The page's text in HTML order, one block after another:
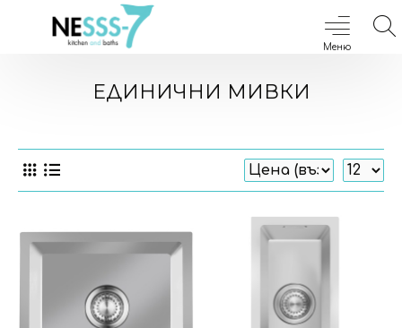
ЕДИНИЧНИ МИВКИ